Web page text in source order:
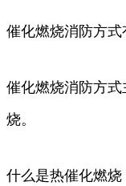
催化燃烧消防方式
催化燃烧消防方
烧。
什么是热催化燃烧